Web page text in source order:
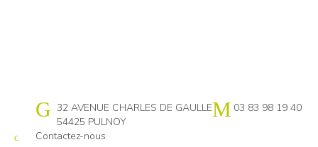
Cap emploi 54
32 AVENUE CHARLES DE GAULLE
54425 PULNOY
03 83 98 19 40
Contactez-nous